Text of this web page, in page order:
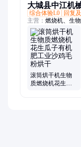
大城县中江机
综合体验L0
回复
主营： 燃烧机、生
机、生物质燃烧器
生物质热风炉、热
滚筒烘干机生物
质燃烧机花生瓜